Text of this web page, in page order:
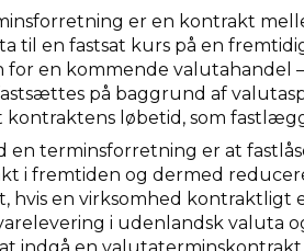
er en kontrakt
til en fastsat kurs på en
for en kommende valutahandel
på baggrund af
kontraktens løbetid, som
en terminsforretning er at
i fremtiden og dermed
hvis en virksomhed
i udenlandsk valuta